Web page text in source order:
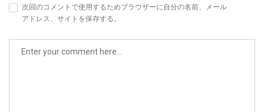
次回のコメントで使用するためブラウザーに自分の名前、メール
アドレス、サイトを保存する。